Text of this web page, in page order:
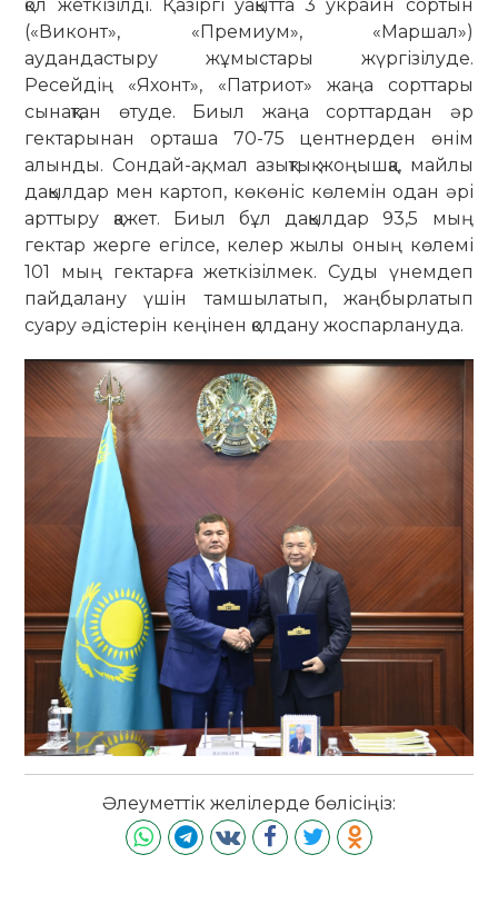
қол жеткізілді. Қазіргі уақытта 3 украин сортын
(«Виконт», «Премиум», «Маршал»)
аудандастыру жұмыстары жүргізілуде.
Ресейдің «Яхонт», «Патриот» жаңа сорттары
сынақтан өтуде. Биыл жаңа сорттардан әр
гектарынан орташа 70-75 центнерден өнім
алынды. Сондай-ақ, мал азықтық жоңышқа, майлы
дақылдар мен картоп, көкөніс көлемін одан әрі
арттыру қажет. Биыл бұл дақылдар 93,5 мың
гектар жерге егілсе, келер жылы оның көлемі
101 мың гектарға жеткізілмек. Суды үнемдеп
пайдалану үшін тамшылатып, жаңбырлатып
суару әдістерін кеңінен қолдану жоспарлануда.
Әлеуметтік желілерде бөлісіңіз: